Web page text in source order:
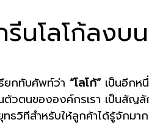
รีนโลโก้ลงบ
ยกทับศัพท์ว่า “โลโก้”เป็นอีกห
ตนขององค์กรเรา เป็นสัญ
วิทีสำหรับให้ลูกค้าได้รู้จักมา